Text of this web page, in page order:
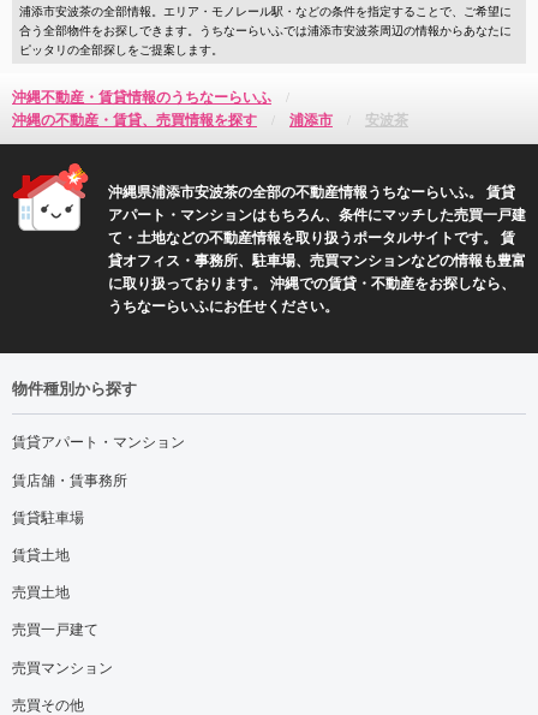
浦添市安波茶の全部情報。エリア・モノレール駅・などの条件を指定することで、ご希望に
合う全部物件をお探しできます。うちなーらいふでは浦添市安波茶周辺の情報からあなたに
ピッタリの全部探しをご提案します。
沖縄不動産・賃貸情報のうちなーらいふ
沖縄の不動産・賃貸、売買情報を探す
浦添市 安波茶
沖縄県浦添市安波茶の全部の不動産情報うちなーらいふ。 賃貸
アパート・マンションはもちろん、条件にマッチした売買一戸建
て・土地などの不動産情報を取り扱うポータルサイトです。 賃
貸オフィス・事務所、駐車場、売買マンションなどの情報も豊富
に取り扱っております。 沖縄での賃貸・不動産をお探しなら、
うちなーらいふにお任せください。
物件種別から探す
賃貸アパート・マンション
賃店舗・賃事務所
賃貸駐車場
賃貸土地
売買土地
売買一戸建て
売買マンション
売買その他